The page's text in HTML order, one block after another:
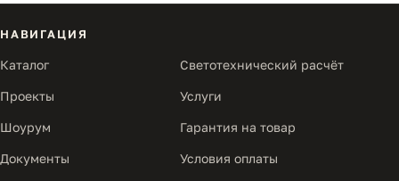
НАВИГАЦИЯ
Каталог Светотехнический расчёт
Проекты Услуги
Шоурум Гарантия на товар
Документы Условия оплаты